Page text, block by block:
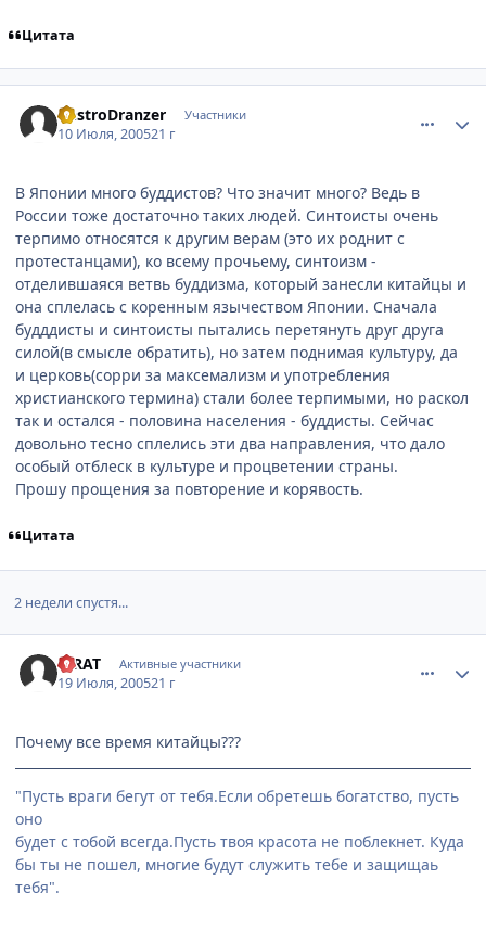
Цитата
DestroDranzer Участники
10 Июля, 200521 г
В Японии много буддистов? Что значит много? Ведь в
России тоже достаточно таких людей. Синтоисты очень
терпимо относятся к другим верам (это их роднит с
протестанцами), ко всему прочьему, синтоизм -
отделившаяся ветвь буддизма, который занесли китайцы и
она сплелась с коренным язычеством Японии. Сначала
будддисты и синтоисты пытались перетянуть друг друга
силой(в смысле обратить), но затем поднимая культуру, да
и церковь(сорри за максемализм и употребления
христианского термина) стали более терпимыми, но раскол
так и остался - половина населения - буддисты. Сейчас
довольно тесно сплелись эти два направления, что дало
особый отблеск в культуре и процветении страны.
Прошу прощения за повторение и корявость.
Цитата
2 недели спустя...
PIRAT Активные участники
19 Июля, 200521 г
Почему все время китайцы???
"Пусть враги бегут от тебя.Если обретешь богатство, пусть
оно
будет с тобой всегда.Пусть твоя красота не поблекнет. Куда
бы ты не пошел, многие будут служить тебе и защищаь
тебя".